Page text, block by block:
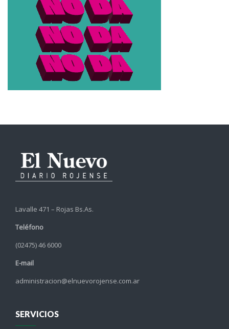
Lavalle 471 – Rojas Bs.As.
Teléfono
(02475) 46 6000
E-mail
administracion@elnuevorojense.com.ar
SERVICIOS